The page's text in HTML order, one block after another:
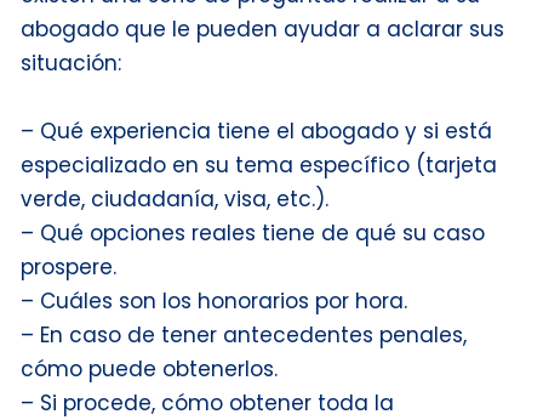
abogado que le pueden ayudar a aclarar sus
situación:
– Qué experiencia tiene el abogado y si está
especializado en su tema específico (tarjeta
verde, ciudadanía, visa, etc.).
– Qué opciones reales tiene de qué su caso
prospere.
– Cuáles son los honorarios por hora.
– En caso de tener antecedentes penales,
cómo puede obtenerlos.
– Si procede, cómo obtener toda la